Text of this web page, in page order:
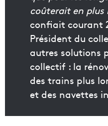
coûterait en plus
confiait courant
Président du
autres solutions
collectif : la
des trains plus
et des navettes